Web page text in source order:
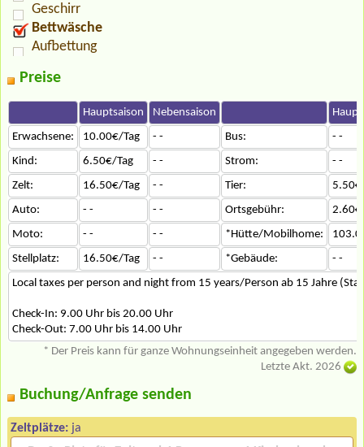
Geschirr
Bettwäsche
Aufbettung
Preise
Hauptsaison Nebensaison
Erwachsene:
10.00€/Tag - - Bus:
- -
Kind:
6.50€/Tag - - Strom:
- -
Zelt:
16.50€/Tag - - Tier:
Auto:
- - - - Ortsgebühr:
Moto:
- - - - *Hütte/Mobilhome:
Stellplatz:
16.50€/Tag - - *Gebäude:
- -
Local taxes per person and night from 15 years/Person ab 15 Jahre
Check-In: 9.00 Uhr bis 20.00 Uhr
Check-Out: 7.00 Uhr bis 14.00 Uhr
* Der Preis kann für ganze Wohnungseinheit angegeben werden.
Letzte Akt. 2026
Buchung/Anfrage senden
Zeltplätze: ja